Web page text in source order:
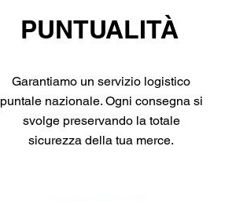
PUNTUALITÀ
Garantiamo un servizio logistico
puntale nazionale. Ogni consegna si
svolge preservando la totale
sicurezza della tua merce.